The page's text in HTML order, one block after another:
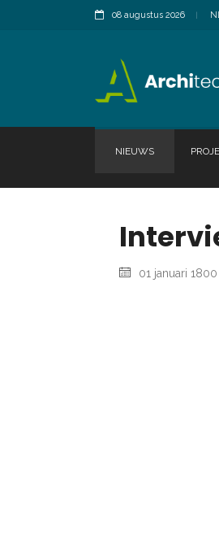
08 augustus 2026
NIEUWS
01 januari 1800